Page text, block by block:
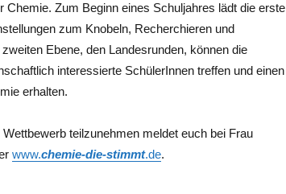
Chemie. Zum Beginn eines Schuljahres lädt die erste
zum Knobeln, Recherchieren und
Ebene, den Landesrunden, können die
interessierte SchülerInnen treffen und einen
erhalten.
teilzunehmen meldet euch bei Frau
www.chemie-die-stimmt.de.